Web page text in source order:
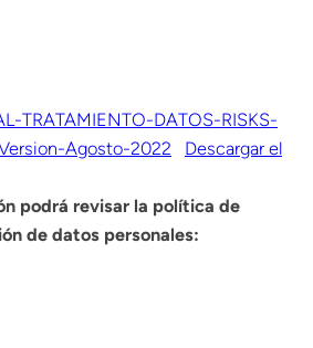
TRATAMIENTO-DATOS-RISKS-
Agosto-2022
Descargar el
podrá revisar la política de
de datos personales: